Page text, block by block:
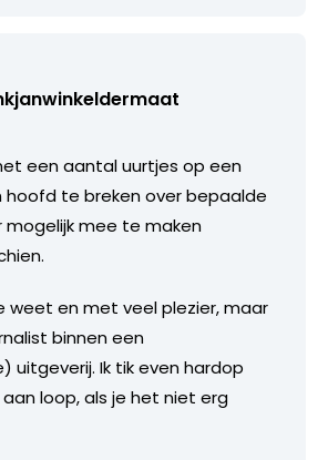
een aantal uurtjes op een
hoofd te breken over bepaalde
mogelijk mee te maken
weet en met veel plezier, maar
binnen een
uitgeverij. Ik tik even hardop
loop, als je het niet erg